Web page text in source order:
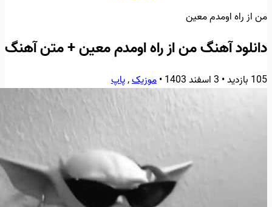
من از راه اومدم معین
دانلود آهنگ من از راه اومدم معین + متن آهنگ
105 بازدید • 3 اسفند 1403 •موزیک,پاپ